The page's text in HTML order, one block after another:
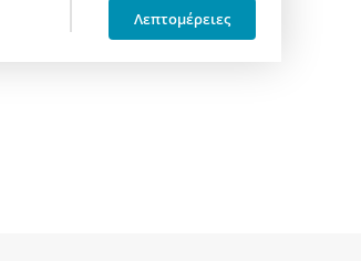
Λεπτομέρειες